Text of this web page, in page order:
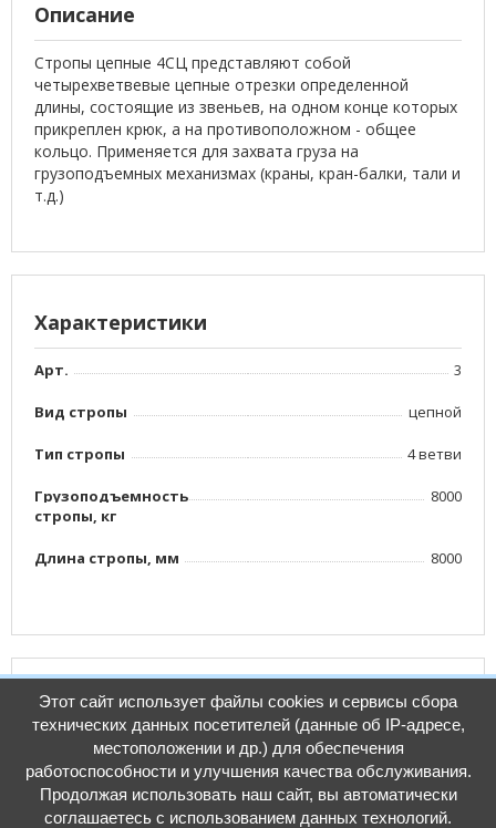
Описание
Стропы цепные 4СЦ представляют собой
четырехветвевые цепные отрезки определенной
длины, состоящие из звеньев, на одном конце которых
прикреплен крюк, а на противоположном - общее
кольцо. Применяется для захвата груза на
грузоподъемных механизмах (краны, кран-балки, тали и
т.д.)
Характеристики
Арт. 3
Вид стропы цепной
Тип стропы 4 ветви
Грузоподъемноcть
стропы, кг
8000
Длина стропы, мм 8000
Документация
Размер: 0 b
Этот сайт использует файлы cookies и сервисы сбора
технических данных посетителей (данные об IP-адресе,
местоположении и др.) для обеспечения
работоспособности и улучшения качества обслуживания.
Продолжая использовать наш сайт, вы автоматически
соглашаетесь с использованием данных технологий.